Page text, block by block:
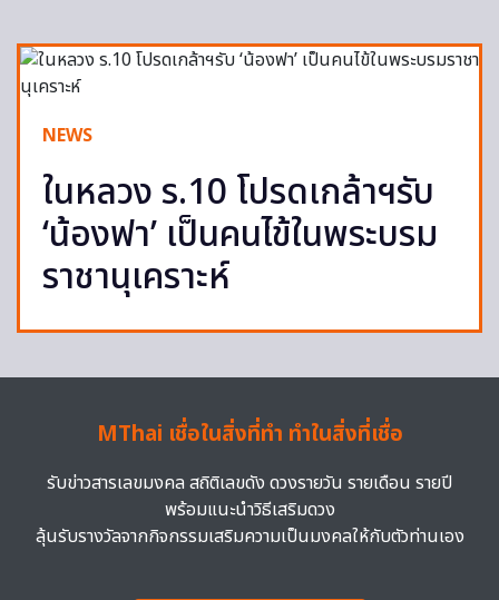
NEWS
ในหลวง ร.10 โปรดเกล้าฯรับ
‘น้องฟา’ เป็นคนไข้ในพระบรม
ราชานุเคราะห์
MThai เชื่อในสิ่งที่ทำ ทำในสิ่งที่เชื่อ
รับข่าวสารเลขมงคล สถิติเลขดัง ดวงรายวัน รายเดือน รายปี
พร้อมแนะนำวิธีเสริมดวง
ลุ้นรับรางวัลจากกิจกรรมเสริมความเป็นมงคลให้กับตัวท่านเอง